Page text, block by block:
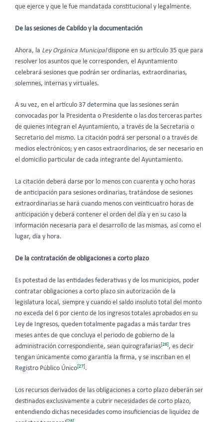
que ejerce y que le fue mandatada constitucional y legalmente.
De las sesiones de Cabildo y la documentación
Ahora, la Ley Orgánica Municipaldispone en su artículo 35 que para
resolver los asuntos que le corresponden, el Ayuntamiento
celebrará sesiones que podrán ser ordinarias, extraordinarias,
solemnes, internas y virtuales.
A su vez, en el artículo 37 determina que las sesiones serán
convocadas por la Presidenta o Presidente o las dos terceras partes
de quienes integran el Ayuntamiento, a través de la Secretaria o
Secretario del mismo. La citación podrá ser personal o a través de
medios electrónicos; y en casos extraordinarios, de ser necesario en
el domicilio particular de cada integrante del Ayuntamiento.
La citación deberá darse por lo menos con cuarenta y ocho horas
de anticipación para sesiones ordinarias, tratándose de sesiones
extraordinarias se hará cuando menos con veinticuatro horas de
anticipación y deberá contener el orden del día y en su caso la
información necesaria para el desarrollo de las mismas, así como el
lugar, día y hora.
De la contratación de obligaciones a corto plazo
Es potestad de las entidades federativas y de los municipios, poder
contratar obligaciones a corto plazo sin autorización de la
legislatura local, siempre y cuando el saldo insoluto total del monto
no exceda del 6 por ciento de los ingresos totales aprobados en su
Ley de Ingresos, queden totalmente pagadas a más tardar tres
meses antes de que concluya el periodo de gobierno de la
administración correspondiente, sean quirografarias[26], es decir
tengan únicamente como garantía la firma, y se inscriban en el
Registro Público Único[27].
Los recursos derivados de las obligaciones a corto plazo deberán ser
destinados exclusivamente a cubrir necesidades de corto plazo,
entendiendo dichas necesidades como insuficiencias de liquidez de